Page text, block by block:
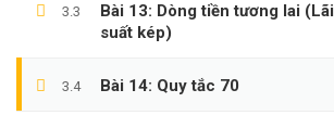
3.3
Bài 13: Dòng tiền tương lai (Lãi
suất kép)
3.4 Bài 14: Quy tắc 70